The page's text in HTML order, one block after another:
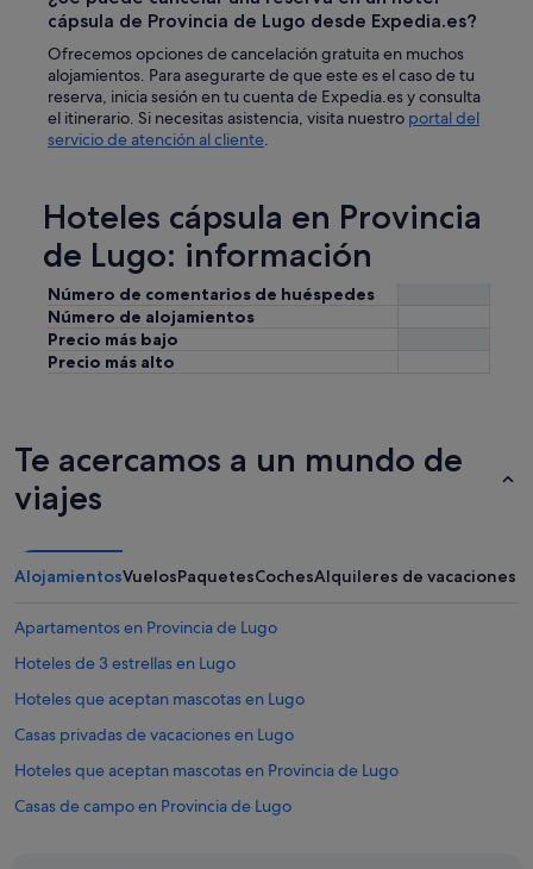
cápsula de Provincia de Lugo desde Expedia.es?
Ofrecemos opciones de cancelación gratuita en muchos
alojamientos. Para asegurarte de que este es el caso de tu
reserva, inicia sesión en tu cuenta de Expedia.es y consulta
el itinerario. Si necesitas asistencia, visita nuestro portal del
servicio de atención al cliente.
Hoteles cápsula en Provincia
de Lugo: información
Número de comentarios de huéspedes
Número de alojamientos
Precio más bajo
Precio más alto
Te acercamos a un mundo de
viajes
AlojamientosVuelosPaquetesCochesAlquileres de vacaciones
Apartamentos en Provincia de Lugo
Hoteles de 3 estrellas en Lugo
Hoteles que aceptan mascotas en Lugo
Casas privadas de vacaciones en Lugo
Hoteles que aceptan mascotas en Provincia de Lugo
Casas de campo en Provincia de Lugo